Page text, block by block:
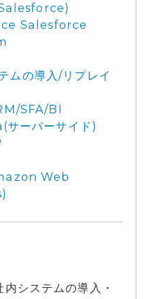
Salesforce
ムの導入/リプレイ
SFA/BI
サーバーサイド)
Web
システムの導入・